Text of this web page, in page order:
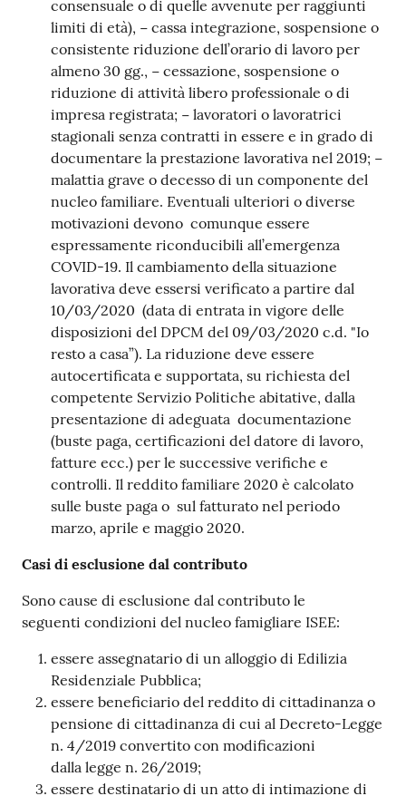
consensuale o di quelle avvenute per raggiunti
limiti di età), − cassa integrazione, sospensione o
consistente riduzione dell’orario di lavoro per
almeno 30 gg., − cessazione, sospensione o
riduzione di attività libero professionale o di
impresa registrata; − lavoratori o lavoratrici
stagionali senza contratti in essere e in grado di
documentare la prestazione lavorativa nel 2019; −
malattia grave o decesso di un componente del
nucleo familiare. Eventuali ulteriori o diverse
motivazioni devono comunque essere
espressamente riconducibili all’emergenza
COVID-19. Il cambiamento della situazione
lavorativa deve essersi verificato a partire dal
10/03/2020 (data di entrata in vigore delle
disposizioni del DPCM del 09/03/2020 c.d. "Io
resto a casa”). La riduzione deve essere
autocertificata e supportata, su richiesta del
competente Servizio Politiche abitative, dalla
presentazione di adeguata documentazione
(buste paga, certificazioni del datore di lavoro,
fatture ecc.) per le successive verifiche e
controlli. Il reddito familiare 2020 è calcolato
sulle buste paga o sul fatturato nel periodo
marzo, aprile e maggio 2020.
Casi di esclusione dal contributo
Sono cause di esclusione dal contributo le
seguenti condizioni del nucleo famigliare ISEE:
essere assegnatario di un alloggio di Edilizia
Residenziale Pubblica;
essere beneficiario del reddito di cittadinanza o
pensione di cittadinanza di cui al Decreto-Legge
n. 4/2019 convertito con modificazioni
dalla legge n. 26/2019;
essere destinatario di un atto di intimazione di